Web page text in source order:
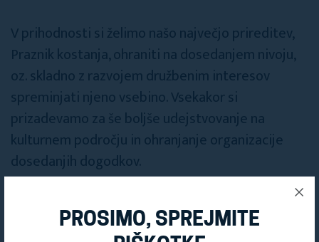
V prihodnosti si želimo našo največjo prireditev,
Praznik kostanja, ohraniti na dosedanjem nivoju,
oz. skladno z razvojem družbenim interesov
spreminjati njeno vsebino. Vsekakor si
prizadevamo za še boljše udejstvovanje na
kulturnem področju in ohranjanje organizacije
dosedanjih dogodkov.
PROSIMO, SPREJMITE